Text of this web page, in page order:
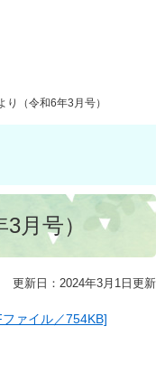
り（令和6年3月号）
月号）
更新日：2024年3月1日更新
ァイル／754KB]